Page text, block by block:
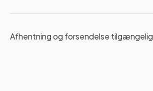
Afhentning og forsendelse tilgængelig